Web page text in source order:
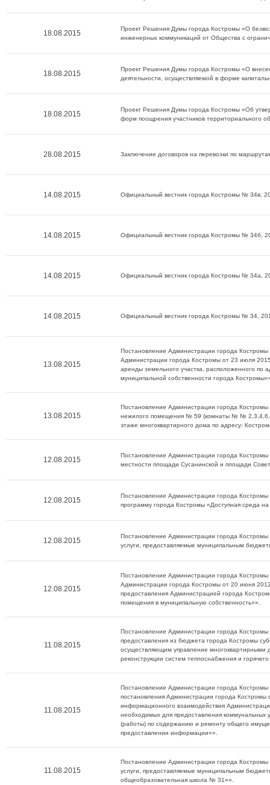
18.08.2015
Проект Решения Думы города Костромы «О
инженерных коммуникаций от Общества с
18.08.2015
Проект Решения Думы города Костромы «О
деятельности, осуществляемой в форме
18.08.2015
Проект Решения Думы города Костромы «Об
форм поощрения участников территориального
28.08.2015 Заключение договоров на перевозки по
14.08.2015 Официальный вестник города Костромы № 34в,
14.08.2015 Официальный вестник города Костромы № 34б,
14.08.2015 Официальный вестник города Костромы № 34а,
14.08.2015 Официальный вестник города Костромы № 34,
13.08.2015
Постановление Администрации города
Администрации города Костромы от 23 июля
аренды земельного участка, расположенного по
муниципальной собственности города
13.08.2015
Постановление Администрации города
нежилого помещения № 59 (комнаты № №
этаже многоквартирного дома по адресу:
12.08.2015
Постановление Администрации города Костромы
местности площади Сусанинской и площади
12.08.2015
Постановление Администрации города
программу города Костромы «Доступная среда
12.08.2015
Постановление Администрации города
услуги, предоставляемые муниципальным
12.08.2015
Постановление Администрации города
Администрации города Костромы от 20 июня
предоставления Администрацией города
помещения в муниципальную собственность»».
11.08.2015
Постановление Администрации города
предоставления из бюджета города Костромы
осуществляющим управление многоквартирными
реконструкции систем теплоснабжения и
11.08.2015
Постановление Администрации города
постановления Администрации города
информационного взаимодействия
необходимых для предоставления коммунальных
(работы) по содержанию и ремонту общего
предоставлении информации»».
11.08.2015
Постановление Администрации города
услуги, предоставляемые муниципальным
общеобразовательная школа № 31»».